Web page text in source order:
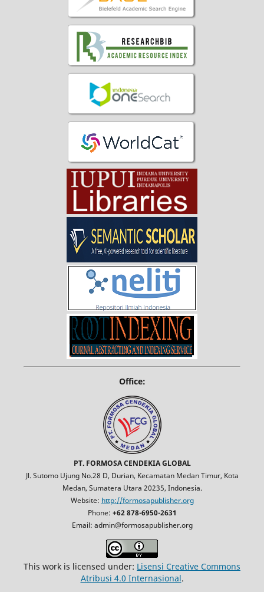
Office:
PT. FORMOSA CENDEKIA GLOBAL
Jl. Sutomo Ujung No.28 D, Durian, Kecamatan Medan Timur, Kota
Medan, Sumatera Utara 20235, Indonesia.
Website: http://formosapublisher.org
Phone: +62 878-6950-2631
Email: admin@formosapublisher.org
This work is licensed under: Lisensi Creative Commons
Atribusi 4.0 Internasional.